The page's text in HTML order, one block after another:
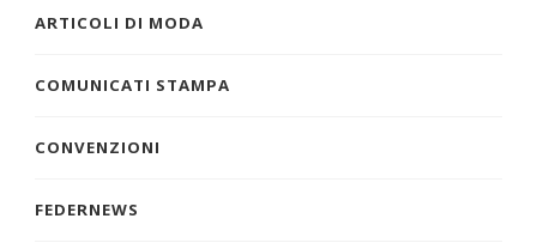
ARTICOLI DI MODA
COMUNICATI STAMPA
CONVENZIONI
FEDERNEWS